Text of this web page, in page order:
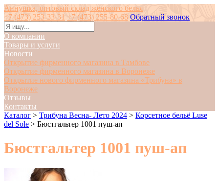
Аннушка, оптовый склад женского белья
+7 (473) 253-33-31 +7 (473) 255-80-68 Обратный звонок
О компании
Товары и услуги
Новости
Открытие фирменного магазина в Тамбове
Открытие фирменного магазина в Воронеже
Открытие нового фирменного магазина «Трибуна» в
Воронеже
Отзывы
Контакты
Каталог > Трибуна Весна- Лето 2024 > Корсетное бельё Luse
del Sole > Бюстгальтер 1001 пуш-ап
Бюстгальтер 1001 пуш-ап